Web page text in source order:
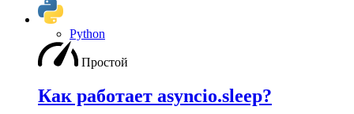
Python
Простой
Как работает asyncio.sleep?